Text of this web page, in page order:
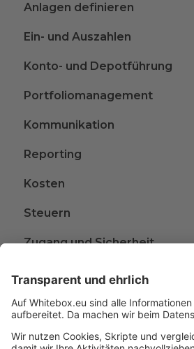
Anlagen definieren
Ein- und Auszahlen
Konto- und Depotführung
Portfoliomanagement
Kommunikation
Reporting
Kosten
Steuern
Zugang und Sicherheit
Beschwerden
Wissen rund ums Anlegen